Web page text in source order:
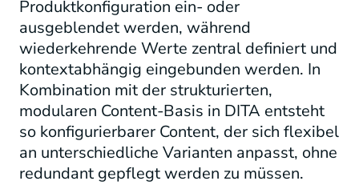
Produktkonfiguration ein- oder
ausgeblendet werden, während
wiederkehrende Werte zentral definiert und
kontextabhängig eingebunden werden. In
Kombination mit der strukturierten,
modularen Content-Basis in DITA entsteht
so konfigurierbarer Content, der sich flexibel
an unterschiedliche Varianten anpasst, ohne
redundant gepflegt werden zu müssen.